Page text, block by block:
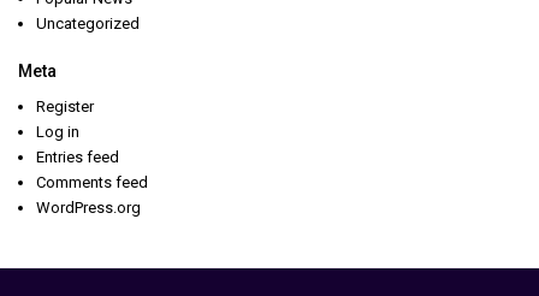
Uncategorized
Meta
Register
Log in
Entries feed
Comments feed
WordPress.org